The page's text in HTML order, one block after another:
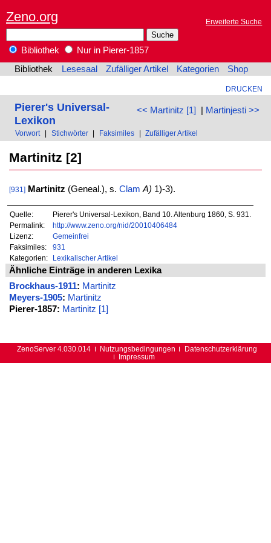
Zeno.org Erweiterte Suche
Bibliothek
Nur in Pierer-1857
Bibliothek
Lesesaal Zufälliger Artikel Kategorien Shop
DRUCKEN
<< Martinitz [1] | Martinjesti >>
Pierer's Universal-
Lexikon
Vorwort Stichwörter Faksimiles Zufälliger Artikel
Martinitz [2]
[931] Martinitz (Geneal.), s. Clam A) 1)-3).
Quelle:
Pierer's Universal-Lexikon, Band 10. Altenburg 1860, S. 931.
Permalink:
http://www.zeno.org/nid/20010406484
Lizenz:
Gemeinfrei
Faksimiles:
931
Kategorien:
Lexikalischer Artikel
Ähnliche Einträge in anderen Lexika
Brockhaus-1911: Martinitz
Meyers-1905: Martinitz
Pierer-1857: Martinitz [1]
ZenoServer 4.030.014 Nutzungsbedingungen
Datenschutzerklärung
Impressum